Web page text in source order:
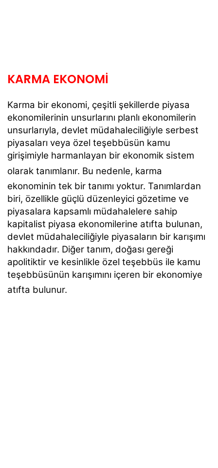
KARMA EKONOMİ
Karma bir ekonomi, çeşitli şekillerde piyasa
ekonomilerinin unsurlarını planlı ekonomilerin
unsurlarıyla, devlet müdahaleciliğiyle serbest
piyasaları veya özel teşebbüsün kamu
girişimiyle harmanlayan bir ekonomik sistem
olarak tanımlanır. Bu nedenle, karma
ekonominin tek bir tanımı yoktur. Tanımlardan
biri, özellikle güçlü düzenleyici gözetime ve
piyasalara kapsamlı müdahalelere sahip
kapitalist piyasa ekonomilerine atıfta bulunan,
devlet müdahaleciliğiyle piyasaların bir karışımı
hakkındadır. Diğer tanım, doğası gereği
apolitiktir ve kesinlikle özel teşebbüs ile kamu
teşebbüsünün karışımını içeren bir ekonomiye
atıfta bulunur.